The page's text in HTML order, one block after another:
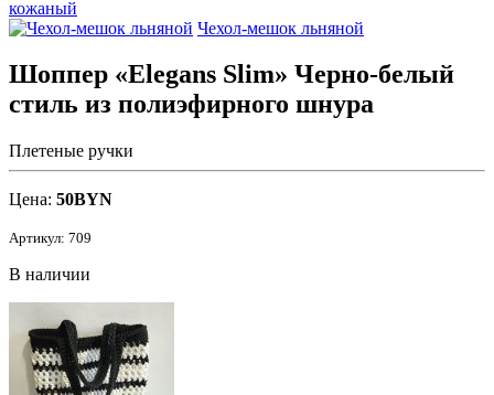
кожаный
Чехол-мешок льняной
Шоппер «Elegans Slim» Черно-белый
стиль из полиэфирного шнура
Плетеные ручки
Цена: 50BYN
Артикул: 709
В наличии